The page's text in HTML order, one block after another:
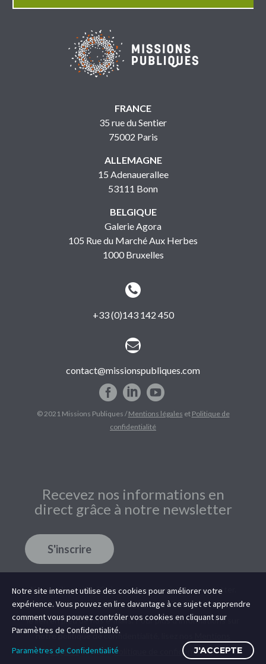
FRANCE
35 rue du Sentier
75002 Paris
ALLEMAGNE
15 Adenauerallee
53111 Bonn
BELGIQUE
Galerie Agora
105 Rue du Marché Aux Herbes
1000 Bruxelles


+33 (0)143 142 450


contact@missionspubliques.com
© 2021 Missions Publiques /Mentions légales et Politique de
confidentialité
Recevez nos informations en
direct grâce à notre newsletter
S'inscrire
Nous utilisonsMailChimpcomme service de newsletter.
Vous pourrez vous désabonner à tout moment en cliquant
le lien en pied de nos e-mails. Pour plus d’informations sur
notre politique de confidentialité, lisez nos
Légaleset notrePolitique de confidentialité.
Notre site internet utilise des cookies pour améliorer votre
expérience. Vous pouvez en lire davantage à ce sujet et apprendre
comment vous pouvez contrôler vos cookies en cliquant sur
Paramètres de Confidentialité.
Paramètres de Confidentialité
J'ACCEPTE